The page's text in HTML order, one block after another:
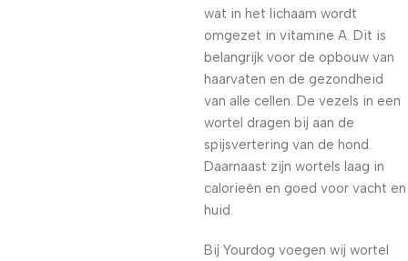
wat in het lichaam wordt
omgezet in vitamine A. Dit is
belangrijk voor de opbouw van
haarvaten en de gezondheid
van alle cellen. De vezels in een
wortel dragen bij aan de
spijsvertering van de hond.
Daarnaast zijn wortels laag in
calorieën en goed voor vacht en
huid.
Bij Yourdog voegen wij wortel